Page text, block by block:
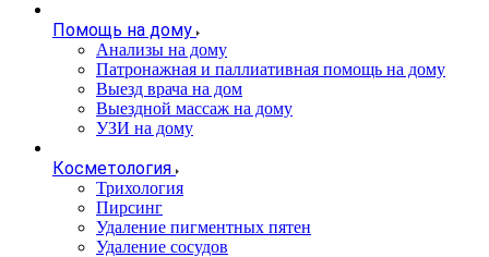
Помощь на дому
Анализы на дому
Патронажная и паллиативная помощь на дому
Выезд врача на дом
Выездной массаж на дому
УЗИ на дому
Косметология
Трихология
Пирсинг
Удаление пигментных пятен
Удаление сосудов